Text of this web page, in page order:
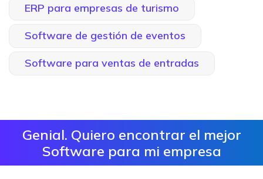
ERP para empresas de turismo
Software de gestión de eventos
Software para ventas de entradas
Genial. Quiero encontrar el mejor
Software para mi empresa